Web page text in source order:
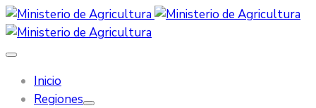
Inicio
Regiones